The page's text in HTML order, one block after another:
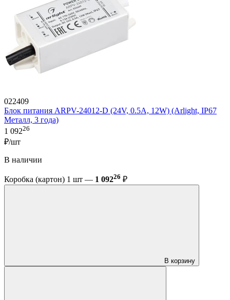
022409
Блок питания ARPV-24012-D (24V, 0.5A, 12W) (Arlight, IP67
Металл, 3 года)
1 09226
₽/шт
В наличии
Коробка (картон) 1 шт — 1 09226 ₽
В корзину